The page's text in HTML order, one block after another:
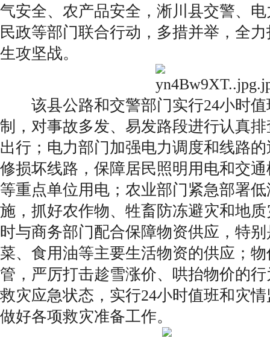
气安全、农产品安全，淅川县交警、
民政等部门联合行动，多措并举，全
生攻坚战。
该县公路和交警部门实行24小时值
制，对事故多发、易发路段进行认真
出行；电力部门加强电力调度和线路
修损坏线路，保障居民照明用电和交
等重点单位用电；农业部门紧急部署
施，抓好农作物、牲畜防冻避灾和地
时与商务部门配合保障物资供应，特
菜、食用油等主要生活物资的供应；
管，严厉打击趁雪涨价、哄抬物价的
救灾应急状态，实行24小时值班和灾
做好各项救灾准备工作。